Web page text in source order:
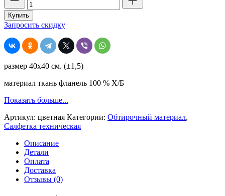
товара
Салфетка
техническая,
фланель,
цветная,
плотность
хб
%
Купить
Запросить скидку
размер 40х40 см. (±1,5)
материал ткань фланель 100 % Х/Б
Показать больше...
Артикул: цветная Категории: Обтирочный материал,
Салфетка техническая
Описание
Детали
Оплата
Доставка
Отзывы (0)